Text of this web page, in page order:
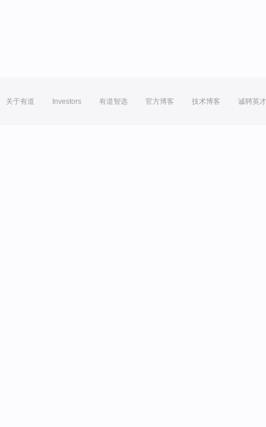
关于有道 Investors 有道智选 官方博客 技术博客 诚聘英才